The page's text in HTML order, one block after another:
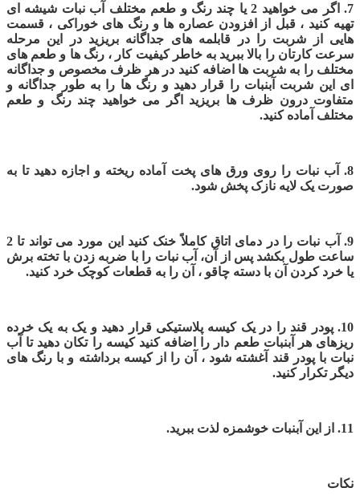
7. اگر می خواهید 2 یا چند رنگ و طعم مختلف آب نبات شیشه ای
تهیه کنید ، قبل از افزودن عصاره ها و رنگ های خوراکی ، قسمت
هایی از شربت را در قابلمه های جداگانه بریزید در این مرحله
سرعت کارتان را بالا ببرید به خاطر کیفیت کار ، رنگ ها و طعم های
مختلف را به شربت ها اضافه کنید در هر ظرف مخصوص و جداگانه
ای این شربت آبنبات را قرار دهید و رنگ ها را به طور جداگانه و
متفاوت درون ظرف ها بریزید اگر می خواهید چند رنگ و طعم
مختلف آماده کنید.
8. آب نبات را روی ورق های پخت آماده ریخته و اجازه دهید تا به
صورت یک لایه نازک پخش شود.
9. آب نبات را در دمای اتاق کاملاً خنک کنید این مورد می تواند تا 2
ساعت طول بکشد پس از آن، آب نبات را با ضربه زدن با تخته برش
یا خرد کردن آن با دسته چاقو ، آن را به قطعات کوچک خرد کنید.
10.
پودر قند را در یک کیسه پلاستیکی قرار دهید و یک به یک خرده
ریزهای هر آبنبات طعم دار را اضافه کنید کیسه را تکان دهید تا آب
نبات با پودر قند آغشته شود ، آن را از کیسه برداشته و با رنگ های
دیگر تکرار کنید.
11. از این آبنبات خوشمزه لذت ببرید.
نکات